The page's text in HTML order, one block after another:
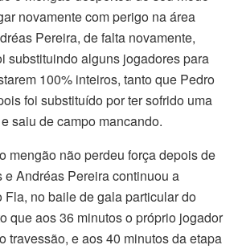
novamente com perigo na área
Pereira, de falta novamente,
substituindo alguns jogadores para
100% inteiros, tanto que Pedro
foi substituído por ter sofrido uma
saiu de campo mancando.
mengão não perdeu força depois de
Andréas Pereira continuou a
Fla, no baile de gala particular do
que aos 36 minutos o próprio jogador
travessão, e aos 40 minutos da etapa